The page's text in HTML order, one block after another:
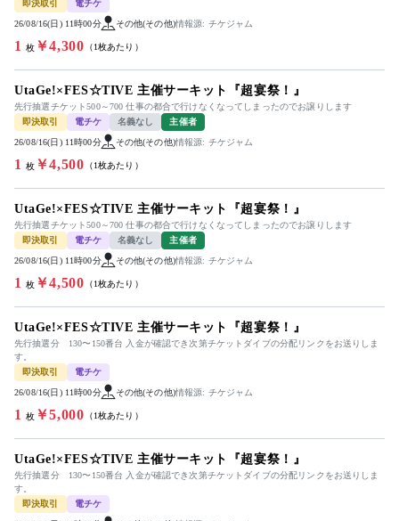
即決取引
電チケ
26/08/16(日) 11時00分 その他(その他)情報源: チケジャム
1 枚￥4,300 （1枚あたり）
UtaGe!×FES☆TIVE 主催サーキット『超宴祭！』
先行抽選チケット500～700 仕事の都合で行けなくなってしまったのでお譲りします
即決取引
電チケ 名義なし 主催者
26/08/16(日) 11時00分 その他(その他)情報源: チケジャム
1 枚￥4,500 （1枚あたり）
UtaGe!×FES☆TIVE 主催サーキット『超宴祭！』
先行抽選チケット500～700 仕事の都合で行けなくなってしまったのでお譲りします
即決取引
電チケ 名義なし 主催者
26/08/16(日) 11時00分 その他(その他)情報源: チケジャム
1 枚￥4,500 （1枚あたり）
UtaGe!×FES☆TIVE 主催サーキット『超宴祭！』
先行抽選分 130〜150番台 入金が確認でき次第チケットダイブの分配リンクをお送りしま
す。
即決取引
電チケ
26/08/16(日) 11時00分 その他(その他)情報源: チケジャム
1 枚￥5,000 （1枚あたり）
UtaGe!×FES☆TIVE 主催サーキット『超宴祭！』
先行抽選分 130〜150番台 入金が確認でき次第チケットダイブの分配リンクをお送りしま
す。
即決取引
電チケ